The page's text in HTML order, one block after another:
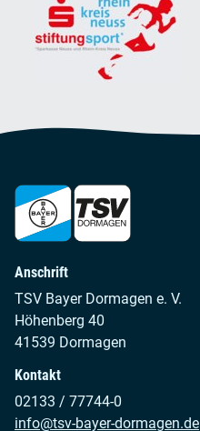
Anschrift
TSV Bayer Dormagen e. V.
Höhenberg 40
41539 Dormagen
Kontakt
02133 / 77744-0
info@tsv-bayer-dormagen.de